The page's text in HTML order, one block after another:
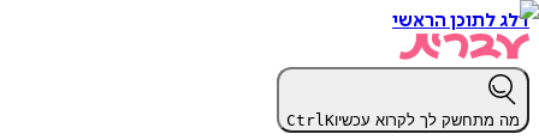
דלג לתוכן הראשי
מה מתחשק לך לקרוא עכשיו CtrlK